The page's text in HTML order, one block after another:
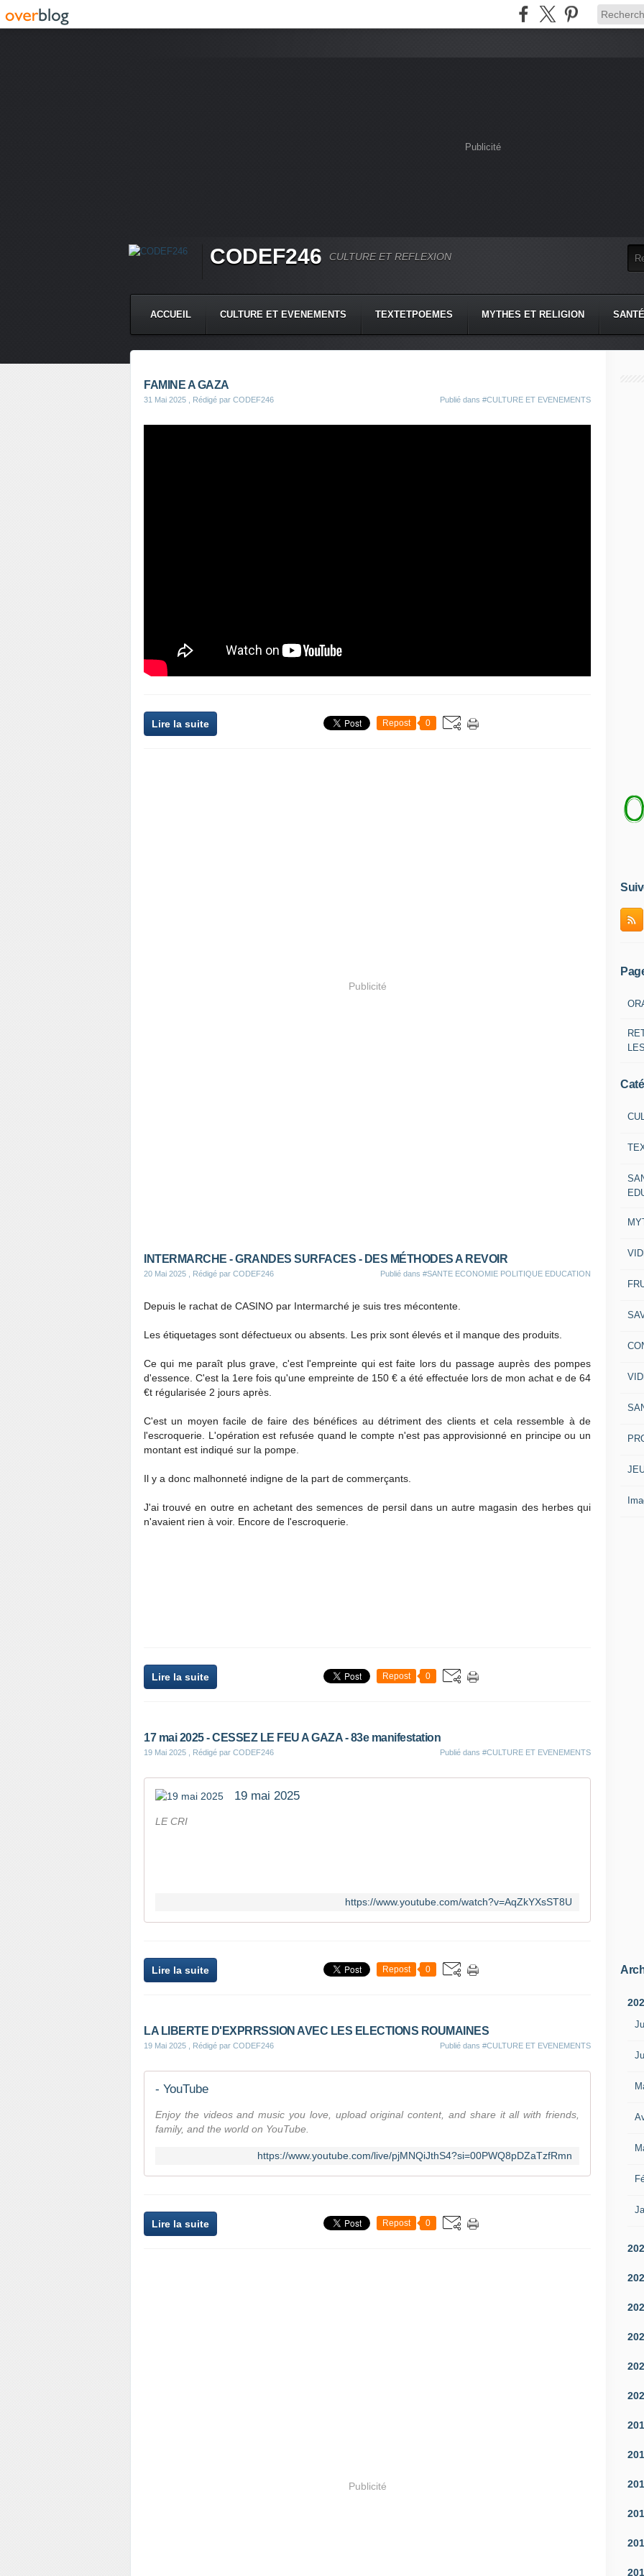
Publicité
CODEF246 CULTURE ET REFLEXION
ACCUEIL CULTURE ET EVENEMENTS TEXTETPOEMES MYTHES ET RELIGION
FAMINE A GAZA
31 Mai 2025 , Rédigé par CODEF246 Publié dans #CULTURE ET EVENEMENTS
Lire la suite Repost 0
Publicité
INTERMARCHE - GRANDES SURFACES - DES MÉTHODES A REVOIR
20 Mai 2025 , Rédigé par CODEF246 Publié dans #SANTE ECONOMIE POLITIQUE EDUCATION
Depuis le rachat de CASINO par Intermarché je suis tres mécontente.
Les étiquetages sont défectueux ou absents. Les prix sont élevés et il manque des produits.
Ce qui me paraît plus grave, c'est l'empreinte qui est faite lors du passage auprès des pompes
d'essence. C'est la 1ere fois qu'une empreinte de 150 € a été effectuée lors de mon achat e de 64
€t régularisée 2 jours après.
C'est un moyen facile de faire des bénéfices au détriment des clients et cela ressemble à de
l'escroquerie. L'opération est refusée quand le compte n'est pas approvisionné en principe ou un
montant est indiqué sur la pompe.
Il y a donc malhonneté indigne de la part de commerçants.
J'ai trouvé en outre en achetant des semences de persil dans un autre magasin des herbes qui
n'avaient rien à voir. Encore de l'escroquerie.
Lire la suite Repost 0
17 mai 2025 - CESSEZ LE FEU A GAZA - 83e manifestation
19 Mai 2025 , Rédigé par CODEF246 Publié dans #CULTURE ET EVENEMENTS
19 mai 2025
LE CRI
https://www.youtube.com/watch?v=AqZkYXsST8U
Lire la suite Repost 0
LA LIBERTE D'EXPRRSSION AVEC LES ELECTIONS ROUMAINES
19 Mai 2025 , Rédigé par CODEF246 Publié dans #CULTURE ET EVENEMENTS
- YouTube
Enjoy the videos and music you love, upload original content, and share it all with friends,
family, and the world on YouTube.
https://www.youtube.com/live/pjMNQiJthS4?si=00PWQ8pDZaTzfRmn
Lire la suite Repost 0
Publicité